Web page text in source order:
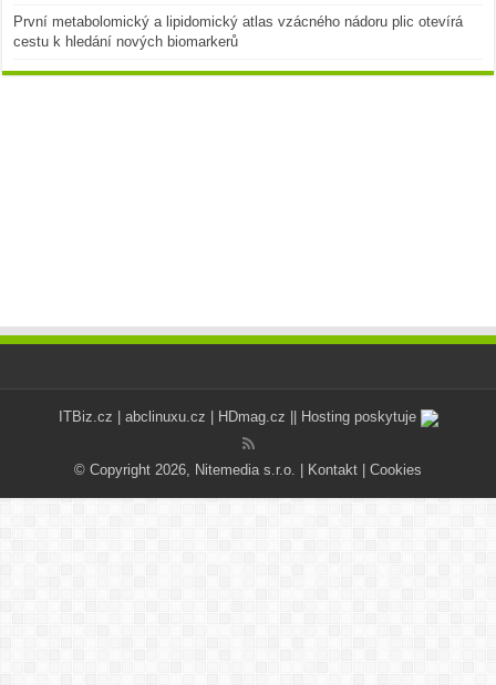
První metabolomický a lipidomický atlas vzácného nádoru plic otevírá
cestu k hledání nových biomarkerů
ITBiz.cz abclinuxu.cz HDmag.cz || Hosting poskytuje
© Copyright 2026, Nitemedia s.r.o. | Kontakt Cookies